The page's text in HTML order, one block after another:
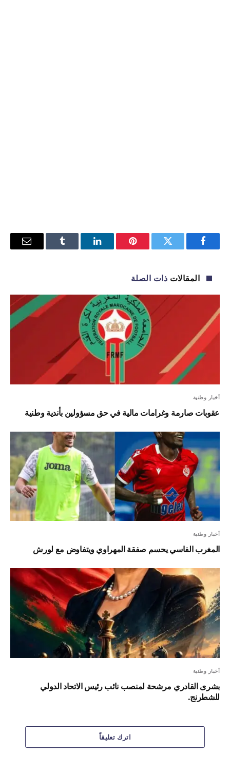
فيسبوك تويتر بينتيريستلينكدإن Tumblr
البريد
المقالات ذات الصلة
أخبار وطنية
عقوبات صارمة وغرامات مالية في حق مسؤولين بأندية وطنية
أخبار وطنية
المغرب الفاسي يحسم صفقة المهراوي ويتفاوض مع لورش
أخبار وطنية
بشرى القادري مرشحة لمنصب نائب رئيس الاتحاد الدولي
للشطرنج.
اترك تعليقاً